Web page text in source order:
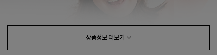
상품정보 더보기